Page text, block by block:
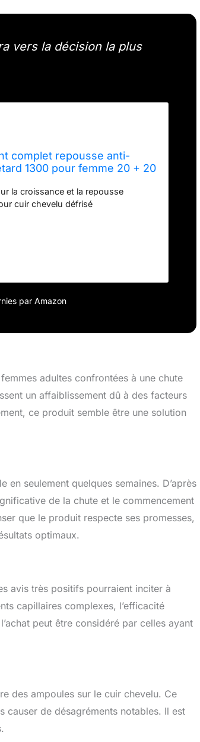
vers la décision la plus
complet repousse anti-
1300 pour femme 20 + 20
la croissance et la repousse
cuir chevelu défrisé
par Amazon
adultes confrontées à une chute
un affaiblissement dû à des facteurs
ce produit semble être une solution
seulement quelques semaines. D’après
de la chute et le commencement
que le produit respecte ses promesses,
optimaux.
avis très positifs pourraient inciter à
capillaires complexes, l’efficacité
peut être considéré par celles ayant
des ampoules sur le cuir chevelu. Ce
causer de désagréments notables. Il est